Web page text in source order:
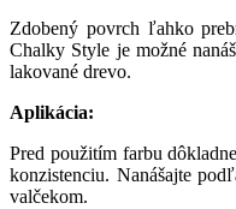
Zdobený povrch ľahko
Chalky Style je možné
lakované drevo.
Aplikácia:
Pred použitím farbu
konzistenciu. Nanášajte
valčekom.